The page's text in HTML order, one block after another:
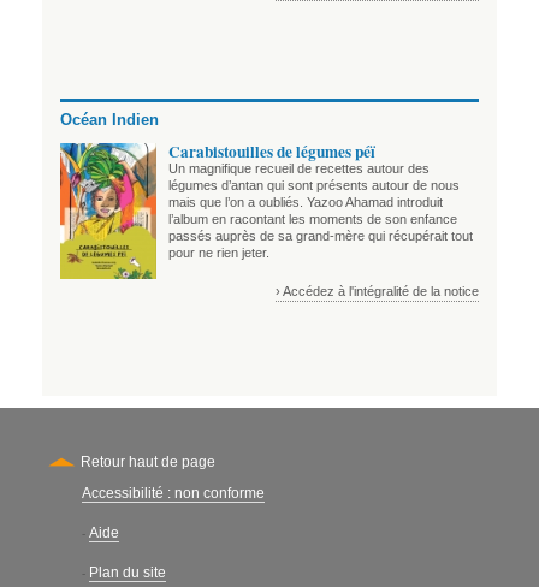
Océan Indien
Carabistouilles de légumes péï
Un magnifique recueil de recettes autour des
légumes d’antan qui sont présents autour de nous
mais que l’on a oubliés. Yazoo Ahamad introduit
l’album en racontant les moments de son enfance
passés auprès de sa grand-mère qui récupérait tout
pour ne rien jeter.
› Accédez à l'intégralité de la notice
Retour haut de page
Secondary
Accessibilité : non conforme
- Aide
- Plan du site